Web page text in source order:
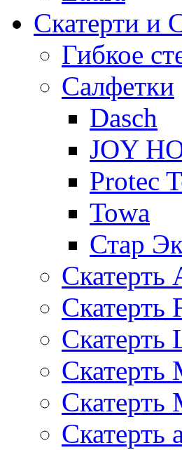
Скатерти и
Гибкое
Салфетки
Dasch
JOY
Protec
Towa
Стар
Скатерть
Скатерть
Скатерть
Скатерть
Скатерть
Скатерть